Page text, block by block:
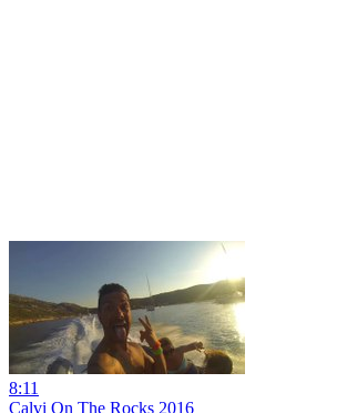
8:11
Calvi On The Rocks 2016